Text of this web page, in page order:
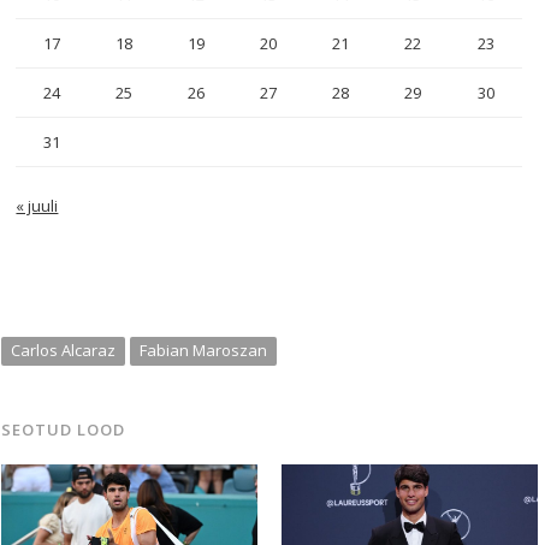
17 18 19 20 21 22 23
24 25 26 27 28 29 30
31
« juuli
Carlos Alcaraz Fabian Maroszan
SEOTUD LOOD